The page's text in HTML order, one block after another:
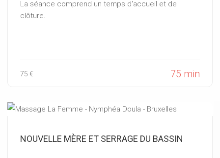
La séance comprend un temps d'accueil et de
clôture.
75 € 75 min
NOUVELLE MÈRE ET SERRAGE DU BASSIN